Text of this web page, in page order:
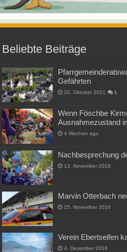
Beliebte Beiträge
Gefährten
20. Oktober 2021 1
Wenn Föschbe
Ausnahmezustand
4 Wochen ago
Nachbesprechung
13. November 2016
Marvin Otterbach
25. November 2016
Verein Ebertseifen
4. Dezember 2016